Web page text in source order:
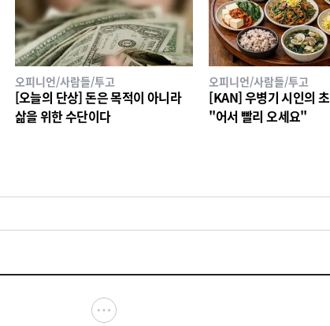
오피니언/사람들/투고
[오늘의 단상] 돈은 목적이 아니라
삶을 위한 수단이다
오피니언/사람들/투고
[KAN] 우병기 시인의
"어서 빨리 오세요"